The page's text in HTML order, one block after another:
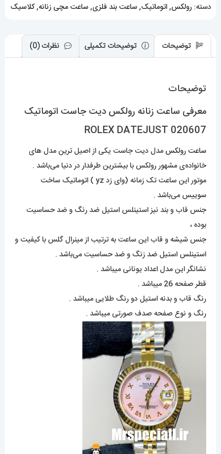
دسته: رولکس,اتوماتیک,ساعت بند فلزی,ساعت مچی زنانه,کلاسیک
توضیحات توضیحات تکمیلی نظرات (0)
توضیحات
معرفی ساعت زنانه رولکس دیت جاست اتوماتیک
020607 ROLEX DATEJUST
ساعت رولکس مدل دیت جاست یکی از اصیل ترین مدل های
خانواده‌ی مشهور رولکس با بیشترین طرفدار در دنیا می‌باشد .
موتور این ساعت تک زمانه (وای زد yz ) اتوماتیک ساخت
سوییس می‌باشد .
جنس قاب و بند نیز استینلس استیل ضد رنگ و ضد حساسیت
بوده ،
جنس شیشه و قاب این ساعت به ترتیب از مینرال گلس با کیفیت و
استینلس استیل ضد زنگ و ضد حساسیت می‌باشد .
نشانگر این مدل اعداد یونانی میباشد .
قطر صفحه 26 میباشد .
رنگ قاب و بدنه استیل دو رنگ طلایی میباشد .
رنگ و نوع صفحه صدف صورتی میباشد .